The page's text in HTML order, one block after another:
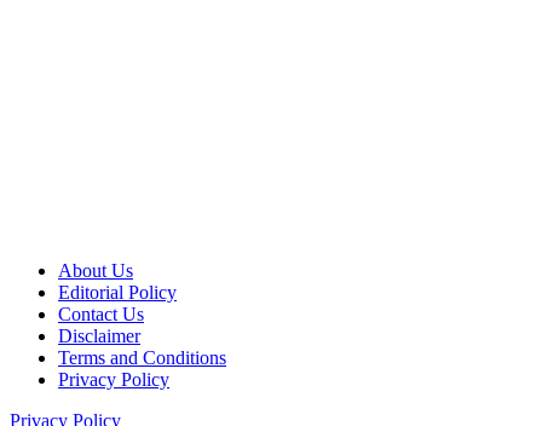
About Us
Editorial Policy
Contact Us
Disclaimer
Terms and Conditions
Privacy Policy
Privacy Policy